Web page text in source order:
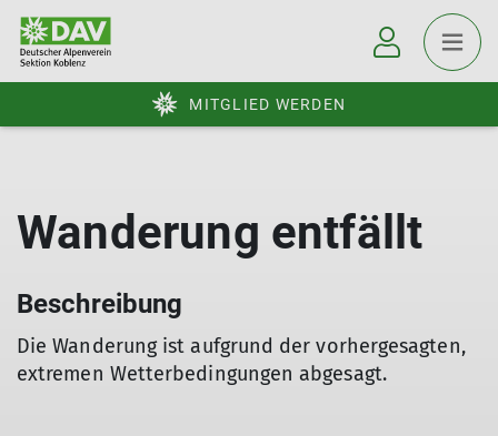
MITGLIED WERDEN
Wanderung entfällt
Beschreibung
Die Wanderung ist aufgrund der vorhergesagten,
extremen Wetterbedingungen abgesagt.